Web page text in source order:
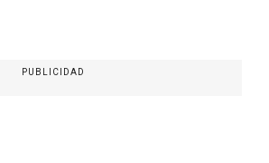
PUBLICIDAD